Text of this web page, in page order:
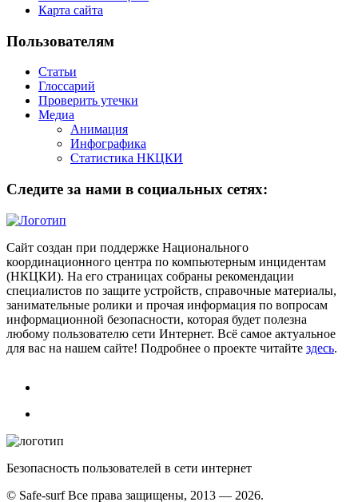
Карта сайта
Пользователям
Статьи
Глоссарий
Проверить утечки
Медиа
Анимация
Инфографика
Статистика НКЦКИ
Следите за нами в социальных сетях:
Сайт создан при поддержке Национального
координационного центра по компьютерным инцидентам
(НКЦКИ). На его страницах собраны рекомендации
специалистов по защите устройств, справочные материалы,
занимательные ролики и прочая информация по вопросам
информационной безопасности, которая будет полезна
любому пользователю сети Интернет. Всё самое актуальное
для вас на нашем сайте! Подробнее о проекте читайте здесь.
Безопасность пользователей в сети интернет
© Safe-surf Все права защищены, 2013 — 2026.